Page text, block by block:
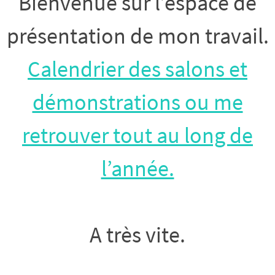
présentation de mon travail.
Calendrier des salons et
démonstrations ou me
retrouver tout au long de
l’année.
A très vite.